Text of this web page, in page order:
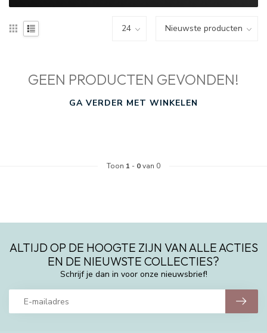
GEEN PRODUCTEN GEVONDEN!
GA VERDER MET WINKELEN
Toon 1 - 0van 0
ALTIJD OP DE HOOGTE ZIJN VAN ALLE ACTIES
EN DE NIEUWSTE COLLECTIES?
Schrijf je dan in voor onze nieuwsbrief!